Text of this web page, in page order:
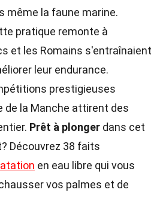
même la faune marine.
pratique remonte à
et les Romains s'entraînaient
leur endurance.
prestigieuses
de la Manche attirent des
Prêt à plonger dans cet
Découvrez 38 faits
en eau libre qui vous
vos palmes et de